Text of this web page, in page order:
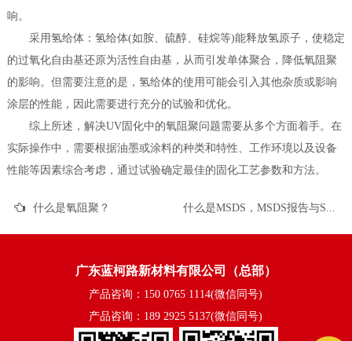
响。
采用氢给体：氢给体(如胺、硫醇、硅烷等)能释放氢原子，使稳定
的过氧化自由基还原为活性自由基，从而引发单体聚合，降低氧阻聚
的影响。但需要注意的是，氢给体的使用可能会引入其他杂质或影响
涂层的性能，因此需要进行充分的试验和优化。
综上所述，解决UV固化中的氧阻聚问题需要从多个方面着手。在
实际操作中，需要根据油墨或涂料的种类和特性、工作环境以及设备
性能等因素综合考虑，通过试验确定最佳的固化工艺参数和方法。
什么是氧阻聚？
广东蓝柯路新材料有限公司（总部）
产品咨询：150 0765 1114(微信同号)
产品咨询：189 2925 5137(微信同号)